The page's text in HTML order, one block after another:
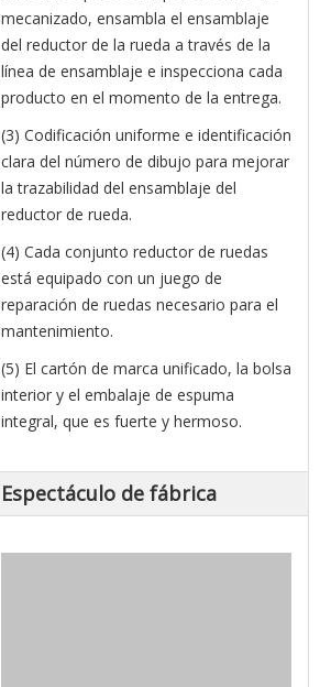
mecanizado, ensambla el ensamblaje
del reductor de la rueda a través de la
línea de ensamblaje e inspecciona cada
producto en el momento de la entrega.
(3) Codificación uniforme e identificación
clara del número de dibujo para mejorar
la trazabilidad del ensamblaje del
reductor de rueda.
(4) Cada conjunto reductor de ruedas
está equipado con un juego de
reparación de ruedas necesario para el
mantenimiento.
(5) El cartón de marca unificado, la bolsa
interior y el embalaje de espuma
integral, que es fuerte y hermoso.
Espectáculo de fábrica